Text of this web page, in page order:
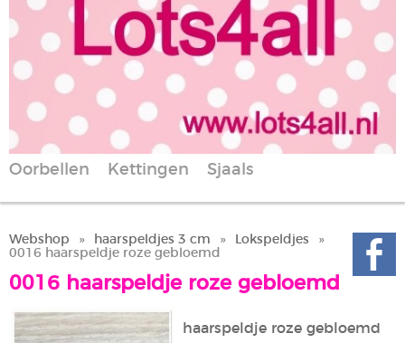
Oorbellen Kettingen Sjaals
Webshop » haarspeldjes 3 cm » Lokspeldjes
»
0016 haarspeldje roze gebloemd
0016 haarspeldje roze gebloemd
haarspeldje roze gebloemd